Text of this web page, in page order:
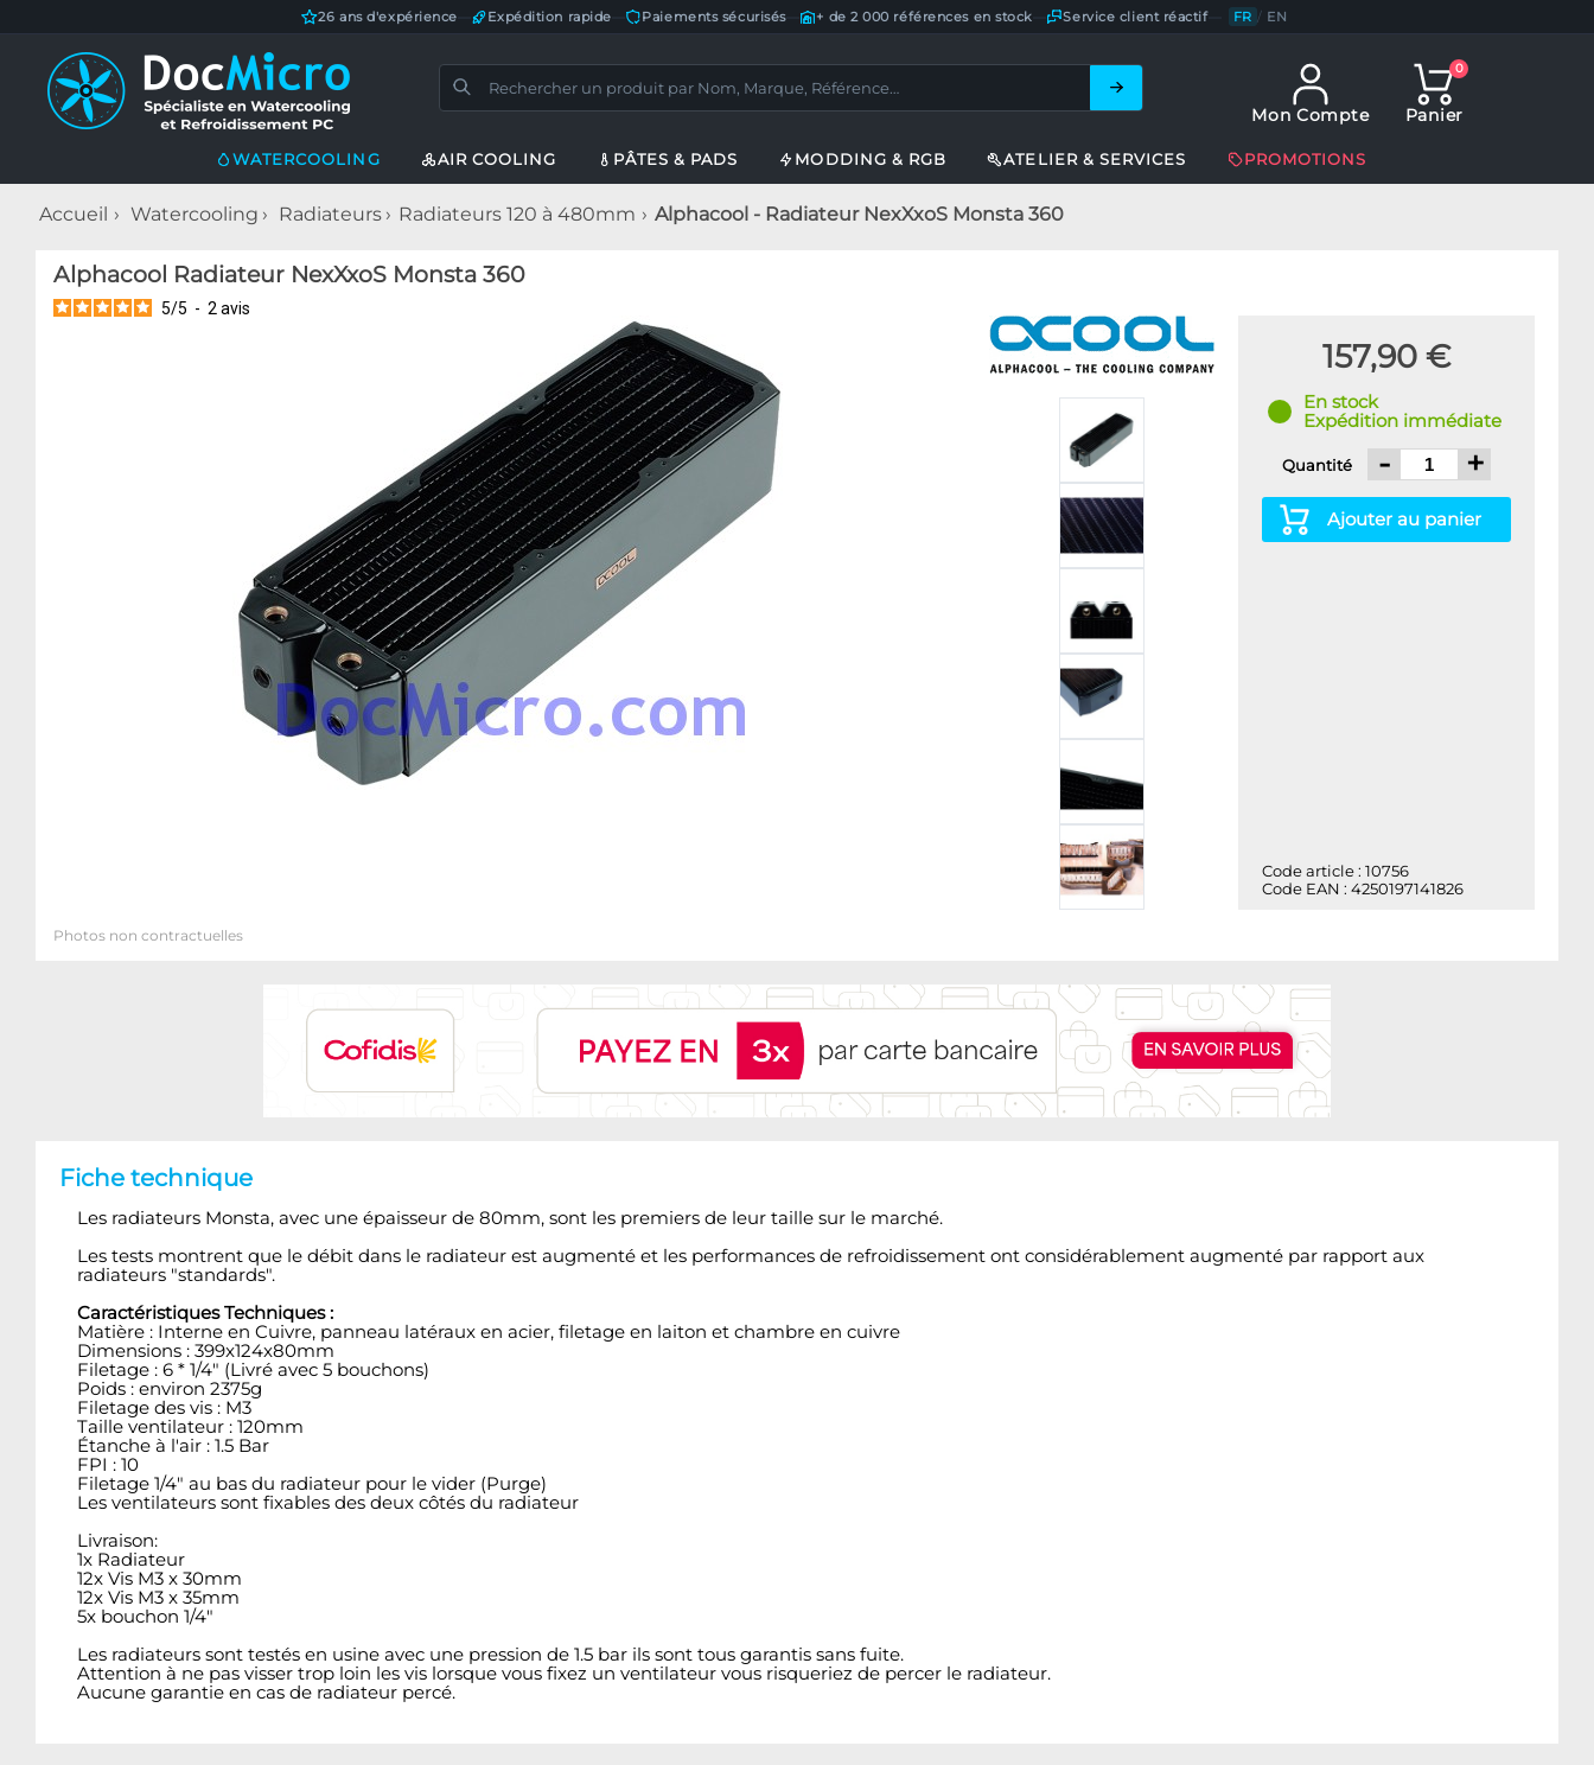
26 ans d'expérience Expédition rapide Paiements sécurisés— + de 2 000 références en stock Service client réactif— FR / EN
Mon Compte
0
Panier
WATERCOOLING AIR COOLING PÂTES & PADS MODDING & RGB ATELIER & SERVICES PROMOTIONS
Accueil Watercooling Radiateurs Radiateurs 120 à 480mm Alphacool - Radiateur NexXxoS Monsta 360
Alphacool Radiateur NexXxoS Monsta 360
5/5 - 2 avis
157,90 €
En stock
Expédition immédiate
Quantité - +
Ajouter au panier
Code article : 10756
Code EAN : 4250197141826
Photos non contractuelles
Fiche technique
Les radiateurs Monsta, avec une épaisseur de 80mm, sont les premiers de leur taille sur le marché.
Les tests montrent que le débit dans le radiateur est augmenté et les performances de refroidissement ont considérablement augmenté par rapport aux
radiateurs "standards".
Caractéristiques Techniques :
Matière : Interne en Cuivre, panneau latéraux en acier, filetage en laiton et chambre en cuivre
Dimensions : 399x124x80mm
Filetage : 6 * 1/4" (Livré avec 5 bouchons)
Poids : environ 2375g
Filetage des vis : M3
Taille ventilateur : 120mm
Étanche à l'air : 1.5 Bar
FPI : 10
Filetage 1/4" au bas du radiateur pour le vider (Purge)
Les ventilateurs sont fixables des deux côtés du radiateur
Livraison:
1x Radiateur
12x Vis M3 x 30mm
12x Vis M3 x 35mm
5x bouchon 1/4"
Les radiateurs sont testés en usine avec une pression de 1.5 bar ils sont tous garantis sans fuite.
Attention à ne pas visser trop loin les vis lorsque vous fixez un ventilateur vous risqueriez de percer le radiateur.
Aucune garantie en cas de radiateur percé.